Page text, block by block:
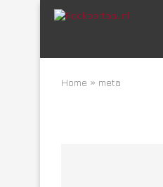
Home » meta